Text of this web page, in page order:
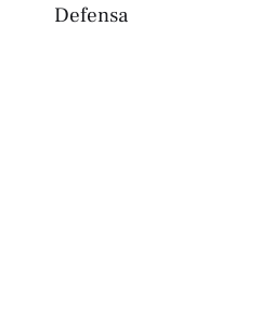
Defensa